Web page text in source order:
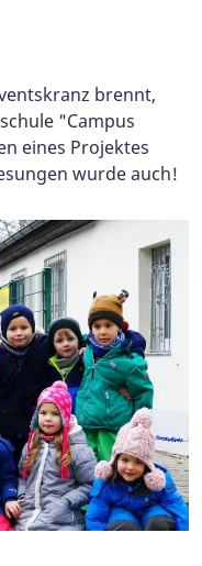
brennt,
"Campus
eines Projektes
wurde auch!